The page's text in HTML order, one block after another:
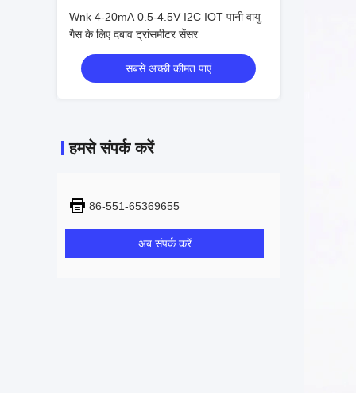
Wnk 4-20mA 0.5-4.5V I2C IOT पानी वायु
गैस के लिए दबाव ट्रांसमीटर सेंसर
सबसे अच्छी कीमत पाएं
हमसे संपर्क करें
86-551-65369655
अब संपर्क करें